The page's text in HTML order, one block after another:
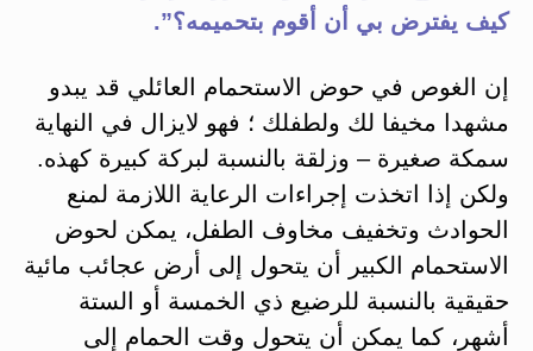
كيف يفترض بي أن أقوم بتحميمه؟”.
إن الغوص في حوض الاستحمام العائلي قد يبدو
مشهدا مخيفا لك ولطفلك ؛ فهو لايزال في النهاية
سمكة صغيرة – وزلقة بالنسبة لبركة كبيرة كهذه.
ولكن إذا اتخذت إجراءات الرعاية اللازمة لمنع
الحوادث وتخفيف مخاوف الطفل، يمكن لحوض
الاستحمام الكبير أن يتحول إلى أرض عجائب مائية
حقيقية بالنسبة للرضيع ذي الخمسة أو الستة
أشهر، كما يمكن أن يتحول وقت الحمام إلى